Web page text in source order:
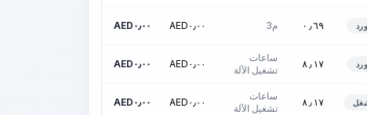
٠٫٦٩ م3 AED ٠٫٠٠ AED ٠٫٠٠
٨٫١٧
ساعات
تشغيل الآلة
AED ٠٫٠٠ AED ٠٫٠٠
٨٫١٧
ساعات
تشغيل الآلة
AED ٠٫٠٠ AED ٠٫٠٠